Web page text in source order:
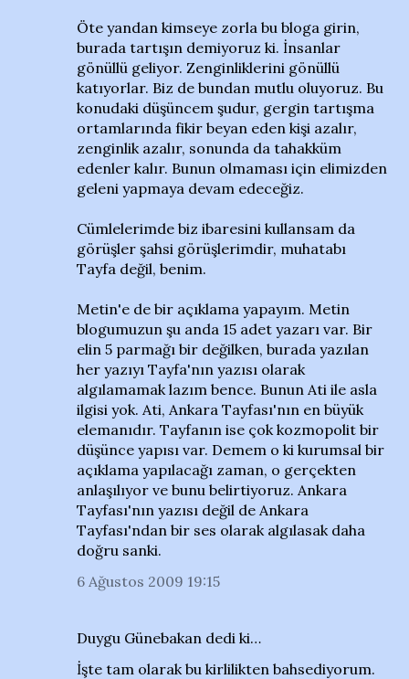
Öte yandan kimseye zorla bu bloga girin,
burada tartışın demiyoruz ki. İnsanlar
gönüllü geliyor. Zenginliklerini gönüllü
katıyorlar. Biz de bundan mutlu oluyoruz. Bu
konudaki düşüncem şudur, gergin tartışma
ortamlarında fikir beyan eden kişi azalır,
zenginlik azalır, sonunda da tahakküm
edenler kalır. Bunun olmaması için elimizden
geleni yapmaya devam edeceğiz.
Cümlelerimde biz ibaresini kullansam da
görüşler şahsi görüşlerimdir, muhatabı
Tayfa değil, benim.
Metin'e de bir açıklama yapayım. Metin
blogumuzun şu anda 15 adet yazarı var. Bir
elin 5 parmağı bir değilken, burada yazılan
her yazıyı Tayfa'nın yazısı olarak
algılamamak lazım bence. Bunun Ati ile asla
ilgisi yok. Ati, Ankara Tayfası'nın en büyük
elemanıdır. Tayfanın ise çok kozmopolit bir
düşünce yapısı var. Demem o ki kurumsal bir
açıklama yapılacağı zaman, o gerçekten
anlaşılıyor ve bunu belirtiyoruz. Ankara
Tayfası'nın yazısı değil de Ankara
Tayfası'ndan bir ses olarak algılasak daha
doğru sanki.
6 Ağustos 2009 19:15
Duygu Günebakan dedi ki…
İşte tam olarak bu kirlilikten bahsediyorum.